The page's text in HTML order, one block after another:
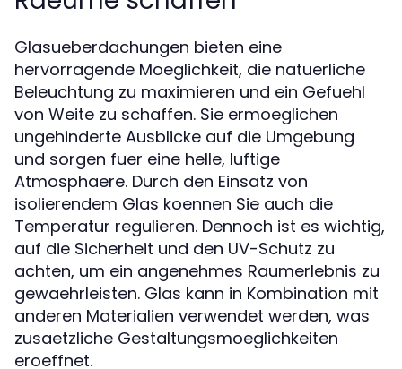
Glasueberdachungen bieten eine
hervorragende Moeglichkeit, die natuerliche
Beleuchtung zu maximieren und ein Gefuehl
von Weite zu schaffen. Sie ermoeglichen
ungehinderte Ausblicke auf die Umgebung
und sorgen fuer eine helle, luftige
Atmosphaere. Durch den Einsatz von
isolierendem Glas koennen Sie auch die
Temperatur regulieren. Dennoch ist es wichtig,
auf die Sicherheit und den UV-Schutz zu
achten, um ein angenehmes Raumerlebnis zu
gewaehrleisten. Glas kann in Kombination mit
anderen Materialien verwendet werden, was
zusaetzliche Gestaltungsmoeglichkeiten
eroeffnet.